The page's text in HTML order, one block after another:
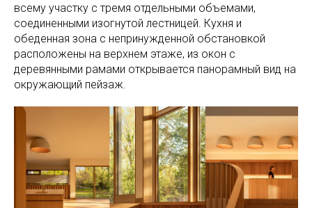
всему участку с тремя отдельными объемами,
соединенными изогнутой лестницей. Кухня и
обеденная зона с непринужденной обстановкой
расположены на верхнем этаже, из окон с
деревянными рамами открывается панорамный вид на
окружающий пейзаж.